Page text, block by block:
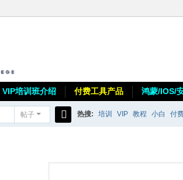
VIP培训班介绍 付费工具产品 鸿蒙/IOS/
帖子 热搜: 培训 VIP 教程 小白 付